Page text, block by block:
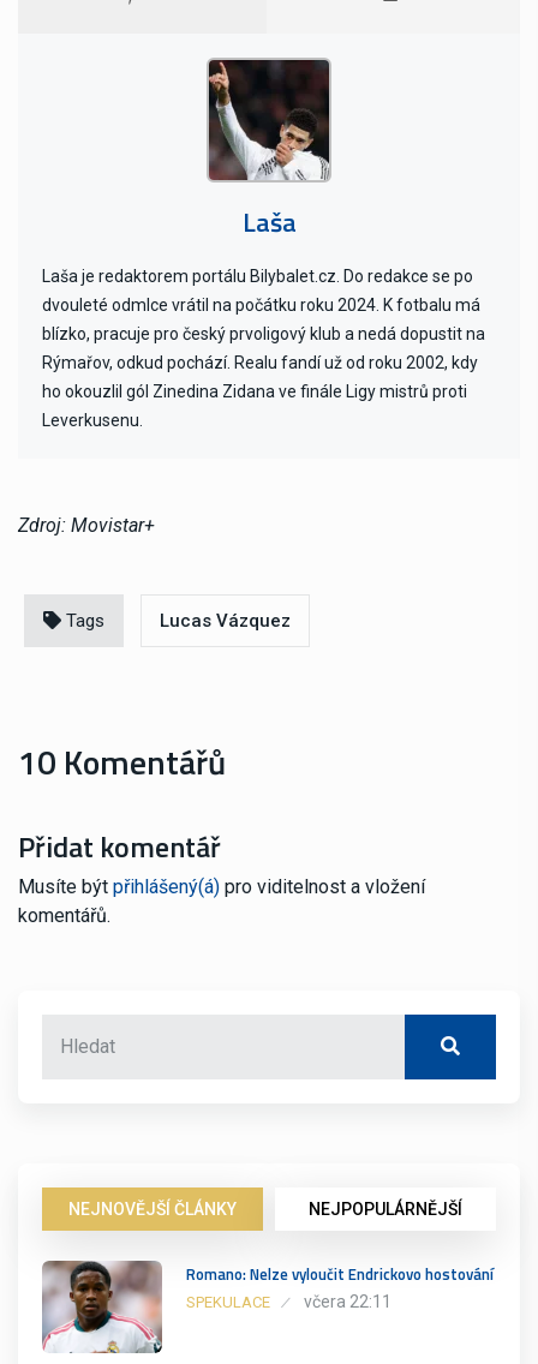
Laša
Laša je redaktorem portálu Bilybalet.cz. Do redakce se po
dvouleté odmlce vrátil na počátku roku 2024. K fotbalu má
blízko, pracuje pro český prvoligový klub a nedá dopustit na
Rýmařov, odkud pochází. Realu fandí už od roku 2002, kdy
ho okouzlil gól Zinedina Zidana ve finále Ligy mistrů proti
Leverkusenu.
Zdroj: Movistar+
Tags Lucas Vázquez
10 Komentářů
Přidat komentář
Musíte být přihlášený(á) pro viditelnost a vložení
komentářů.
NEJNOVĚJŠÍ ČLÁNKY NEJPOPULÁRNĚJŠÍ
Romano: Nelze vyloučit Endrickovo hostování
SPEKULACE včera 22:11